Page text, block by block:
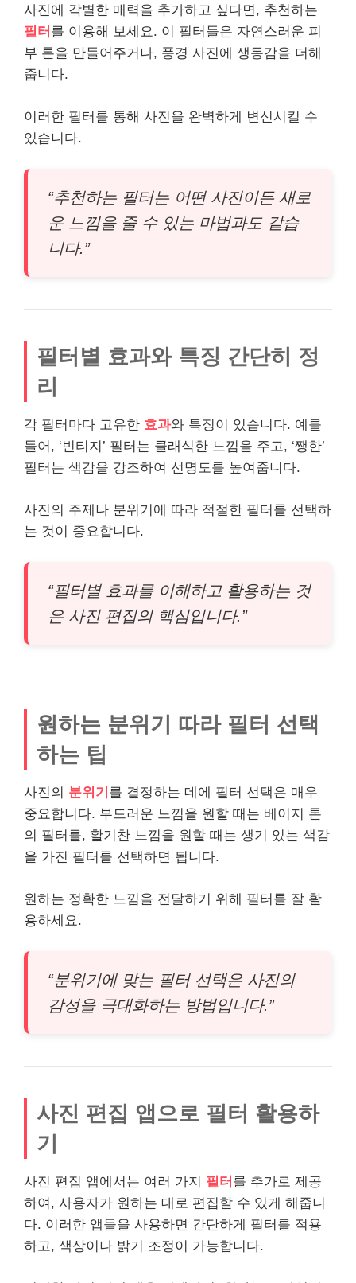
사진에 각별한 매력을 추가하고 싶다면, 추천하는
필터 를 이용해 보세요. 이 필터들은 자연스러운 피
부 톤을 만들어주거나, 풍경 사진에 생동감을 더해
줍니다.
이러한 필터를 통해 사진을 완벽하게 변신시킬 수
있습니다.
“추천하는 필터는 어떤 사진이든 새로
운 느낌을 줄 수 있는 마법과도 같습
니다.”
필터별 효과와 특징 간단히 정
리
각 필터마다 고유한 효과와 특징이 있습니다. 예를
들어, ‘빈티지’ 필터는 클래식한 느낌을 주고, ‘쨍한’
필터는 색감을 강조하여 선명도를 높여줍니다.
사진의 주제나 분위기에 따라 적절한 필터를 선택하
는 것이 중요합니다.
“필터별 효과를 이해하고 활용하는 것
은 사진 편집의 핵심입니다.”
원하는 분위기 따라 필터 선택
하는 팁
사진의 분위기 를 결정하는 데에 필터 선택은 매우
중요합니다. 부드러운 느낌을 원할 때는 베이지 톤
의 필터를, 활기찬 느낌을 원할 때는 생기 있는 색감
을 가진 필터를 선택하면 됩니다.
원하는 정확한 느낌을 전달하기 위해 필터를 잘 활
용하세요.
“분위기에 맞는 필터 선택은 사진의
감성을 극대화하는 방법입니다.”
사진 편집 앱으로 필터 활용하
기
사진 편집 앱에서는 여러 가지 필터 를 추가로 제공
하여, 사용자가 원하는 대로 편집할 수 있게 해줍니
다. 이러한 앱들을 사용하면 간단하게 필터를 적용
하고, 색상이나 밝기 조정이 가능합니다.